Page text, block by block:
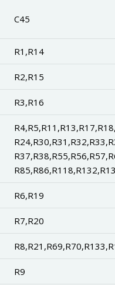
C45
R1,R14
R2,R15
R3,R16
R6,R19
R7,R20
R9